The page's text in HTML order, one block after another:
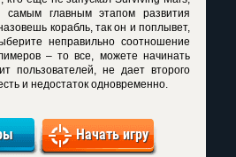
самым главным этапом развития
корабль, так он и поплывет,
неправильно соотношение
– то все, можете начинать
пользователей, не дает второго
и недостаток одновременно.
Начать игру